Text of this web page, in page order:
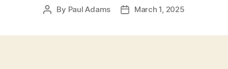
Post
By Paul Adams
PostMarch 1, 2025